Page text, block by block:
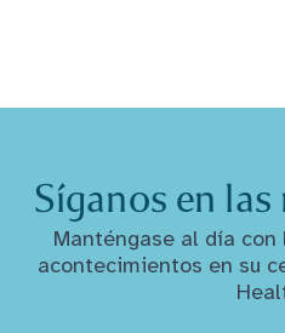
Síganos en las
Manténgase al día
acontecimientos en su